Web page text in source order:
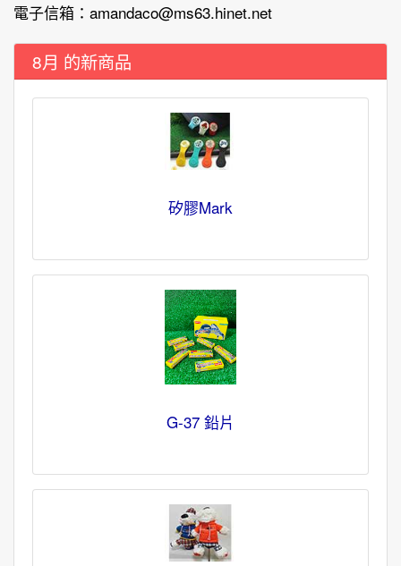
電子信箱： amandaco@ms63.hinet.net
8月 的新商品
矽膠Mark
G-37 鉛片